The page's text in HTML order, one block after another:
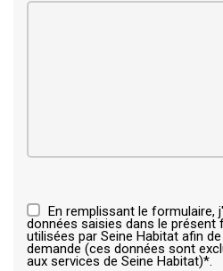
En remplissant le formulaire,
données saisies dans le présent
utilisées par Seine Habitat afin
demande (ces données sont
aux services de Seine Habitat)*.